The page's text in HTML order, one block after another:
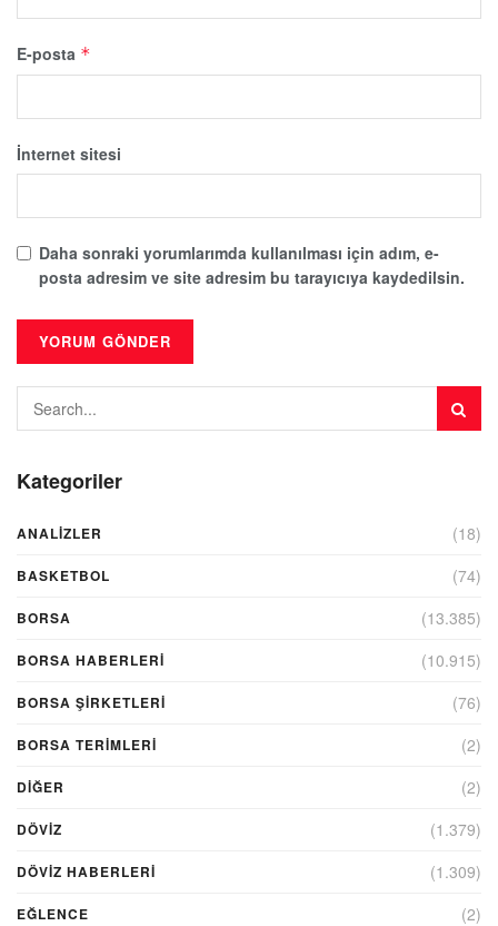
E-posta *
İnternet sitesi
Daha sonraki yorumlarımda kullanılması için adım, e-
posta adresim ve site adresim bu tarayıcıya kaydedilsin.
Kategoriler
ANALIZLER (18)
BASKETBOL (74)
BORSA (13.385)
BORSA HABERLERI (10.915)
BORSA ŞIRKETLERI (76)
BORSA TERIMLERI (2)
DIĞER (2)
DÖVİZ (1.379)
DÖVIZ HABERLERI (1.309)
EĞLENCE (2)